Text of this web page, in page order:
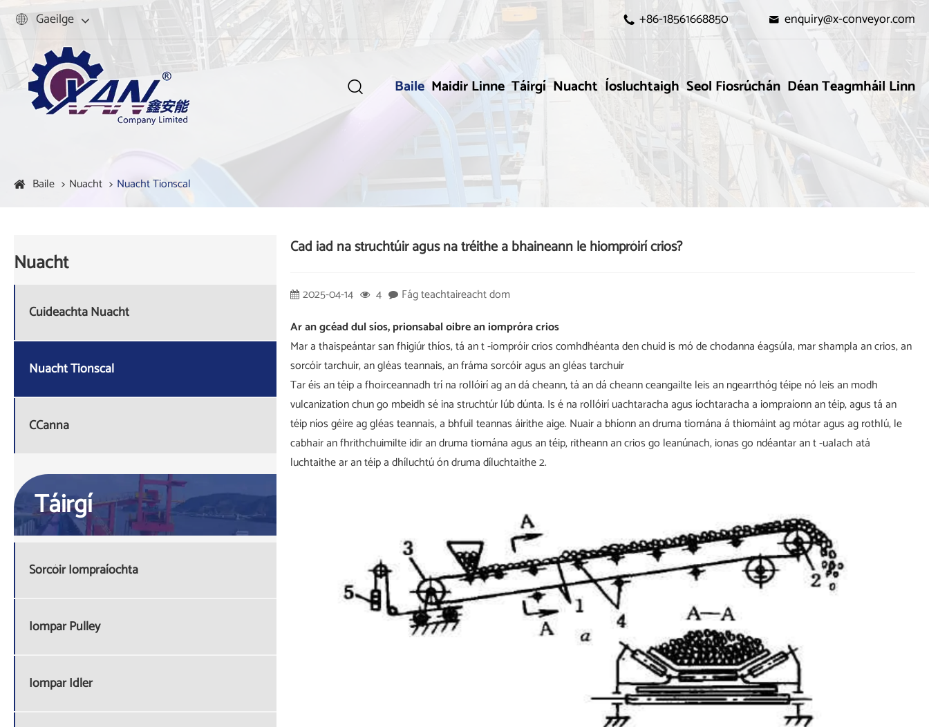
 Gaeilge  +86-18561668850  enquiry@x-conveyor.com
 Baile Maidir Linne Táirgí Nuacht Íosluchtaigh Seol Fiosrúchán Déan Teagmháil Linn
Baile Nuacht Nuacht Tionscal
Nuacht
Cuideachta Nuacht
Nuacht Tionscal
CCanna
Táirgí
Sorcóir Iompraíochta
Iompar Pulley
Iompar Idler
Cad iad na struchtúir agus na tréithe a bhaineann le hiompróirí crios?
2025-04-14 4
Fág teachtaireacht dom
Ar an gcéad dul síos, prionsabal oibre an iompróra crios
Mar a thaispeántar san fhigiúr thíos, tá an t -iompróir crios comhdhéanta den chuid is mó de chodanna éagsúla, mar shampla an crios, an
sorcóir tarchuir, an gléas teannais, an fráma sorcóir agus an gléas tarchuir
Tar éis an téip a fhoirceannadh trí na rollóirí ag an dá cheann, tá an dá cheann ceangailte leis an ngearrthóg téipe nó leis an modh
vulcanization chun go mbeidh sé ina struchtúr lúb dúnta. Is é na rollóirí uachtaracha agus íochtaracha a iompraíonn an téip, agus tá an
téip níos géire ag gléas teannais, a bhfuil teannas áirithe aige. Nuair a bhíonn an druma tiomána á thiomáint ag mótar agus ag rothlú, le
cabhair an fhrithchuimilte idir an druma tiomána agus an téip, ritheann an crios go leanúnach, ionas go ndéantar an t -ualach atá
luchtaithe ar an téip a dhíluchtú ón druma díluchtaithe 2.